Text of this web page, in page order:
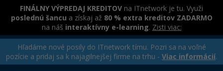
FINÁLNY VÝPREDAJ KREDITOV na ITnetwork je tu. Využi
poslednú šancu a získaj až 80 % extra kreditov ZADARMO
na náš interaktívny e-learning. Zisti viac:
Hľadáme nové posily do ITnetwork tímu. Pozri sa na voľné
pozície a pridaj sa k najagilnejšej firme na trhu - Viac informácií.